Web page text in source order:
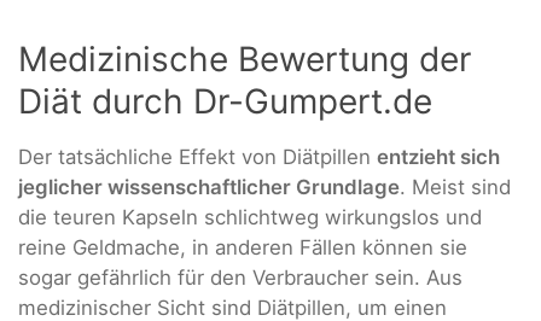
Medizinische Bewertung der
Diät durch Dr-Gumpert.de
Der tatsächliche Effekt von Diätpillen entzieht sich
jeglicher wissenschaftlicher Grundlage. Meist sind
die teuren Kapseln schlichtweg wirkungslos und
reine Geldmache, in anderen Fällen können sie
sogar gefährlich für den Verbraucher sein. Aus
medizinischer Sicht sind Diätpillen, um einen